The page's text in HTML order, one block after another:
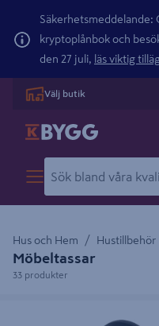
Säkerhetsmeddelande:
kryptoplånbok och
den 27 juli, läs viktig
Välj butik
Hus och Hem Hustillbehör
Möbeltassar
33 produkter